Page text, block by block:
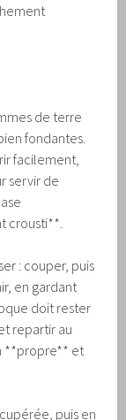
de terre
fondantes.
facilement,
servir de
crousti**.
: couper, puis
en gardant
doit rester
repartir au
**propre** et
puis en